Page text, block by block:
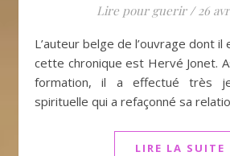
Lire pour guerir / 26
L’auteur belge de l’ouvrage dont il est question dans
cette chronique est Hervé Jonet.
formation, il a effectué très
spirituelle qui a refaçonné sa
LIRE LA SUITE